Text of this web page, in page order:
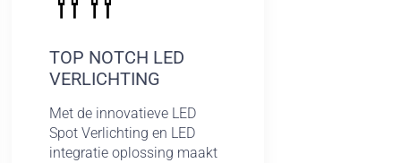
TOP NOTCH LED
VERLICHTING
Met de innovatieve LED
Spot Verlichting en LED
integratie oplossing maakt